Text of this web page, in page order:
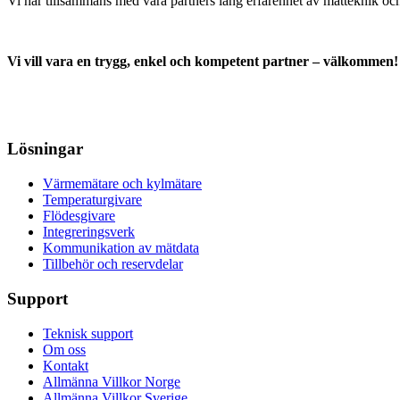
Vi vill vara en trygg, enkel och kompetent partner – välkommen!
Lösningar
Värmemätare och kylmätare
Temperaturgivare
Flödesgivare
Integreringsverk
Kommunikation av mätdata
Tillbehör och reservdelar
Support
Teknisk support
Om oss
Kontakt
Allmänna Villkor Norge